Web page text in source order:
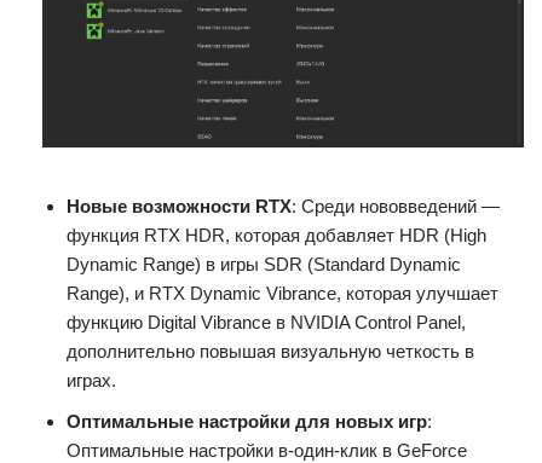
Новые возможности RTX: Среди нововведений —
функция RTX HDR, которая добавляет HDR (High
Dynamic Range) в игры SDR (Standard Dynamic
Range), и RTX Dynamic Vibrance, которая улучшает
функцию Digital Vibrance в NVIDIA Control Panel,
дополнительно повышая визуальную четкость в
играх.
Оптимальные настройки для новых игр:
Оптимальные настройки в-один-клик в GeForce